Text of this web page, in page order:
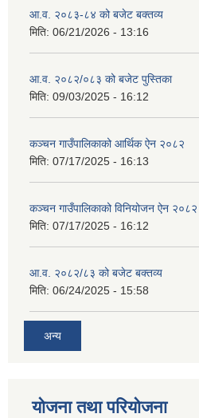
आ.व. २०८३-८४ को बजेट बक्तव्य
मिति: 06/21/2026 - 13:16
आ.व. २०८२/०८३ को बजेट पुस्तिका
मिति: 09/03/2025 - 16:12
कञ्‍चन गाउँपालिकाको आर्थिक ऐन २०८२
मिति: 07/17/2025 - 16:13
कञ्‍चन गाउँपालिकाको विनियोजन ऐन २०८२
मिति: 07/17/2025 - 16:12
आ.व. २०८२/८३ को बजेट बक्तव्य
मिति: 06/24/2025 - 15:58
अन्य
योजना तथा परियोजना